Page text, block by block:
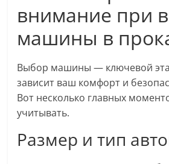
внимание при
машины в
Выбор машины — ключевой
зависит ваш комфорт и
Вот несколько главных
учитывать.
Размер и тип